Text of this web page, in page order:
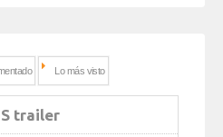
Lo más visto
trailer